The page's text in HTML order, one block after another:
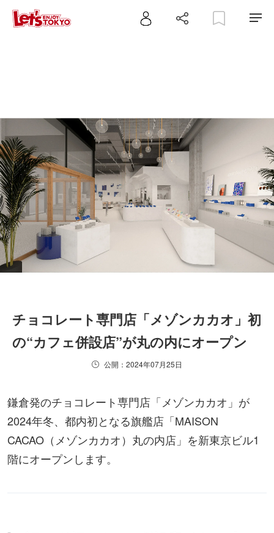
チョコレート専門店「メゾンカカオ」初
の“カフェ併設店”が丸の内にオープン
公開：2024年07月25日
鎌倉発のチョコレート専門店「メゾンカカオ」が
2024年冬、都内初となる旗艦店「MAISON
CACAO（メゾンカカオ）丸の内店」を新東京ビル1
階にオープンします。